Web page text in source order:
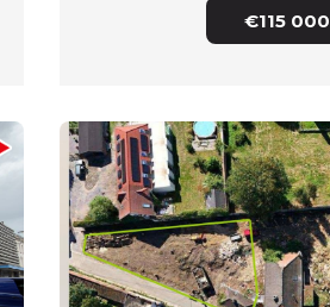
€115 000